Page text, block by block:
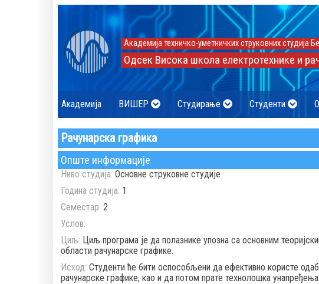
Академија техничко-уметничких струковних студија
Одсек Висока школа електротехнике и
Академија ВИШЕР Студирање Студенти
Рачунарска графика
Опште информације
Ниво студија: Основне струковне студије
Година студија: 1
Семестар: 2
Услов:
Циљ: Циљ програма је да полазнике упозна са основним
области рачунарске графике.
Исход: Студенти ће бити оспособљени да ефективно користе
рачунарске графике, као и да потом прате технолошка унапређења.